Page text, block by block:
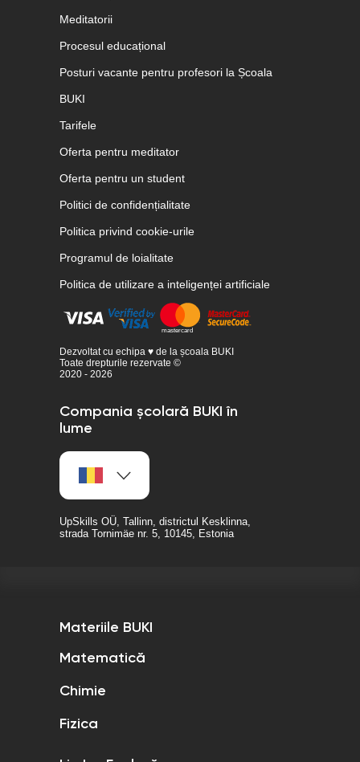
Meditatorii
Procesul educațional
Posturi vacante pentru profesori la Școala
BUKI
Tarifele
Oferta pentru meditator
Oferta pentru un student
Politici de confidențialitate
Politica privind cookie-urile
Programul de loialitate
Politica de utilizare a inteligenței artificiale
Dezvoltat cu echipa ♥ de la școala BUKI
Toate drepturile rezervate ©
2020 - 2026
Compania școlară BUKI în
lume
UpSkills OÜ, Tallinn, districtul Kesklinna,
strada Tornimäe nr. 5, 10145, Estonia
Materiile BUKI
Matematică
Chimie
Fizica